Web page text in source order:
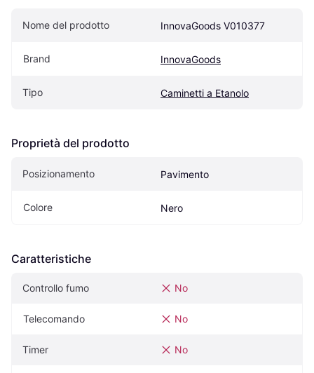
Nome del prodotto InnovaGoods ‎V010377
Brand InnovaGoods
Tipo Caminetti a Etanolo
Proprietà del prodotto
Posizionamento Pavimento
Colore Nero
Caratteristiche
Controllo fumo No
Telecomando No
Timer No